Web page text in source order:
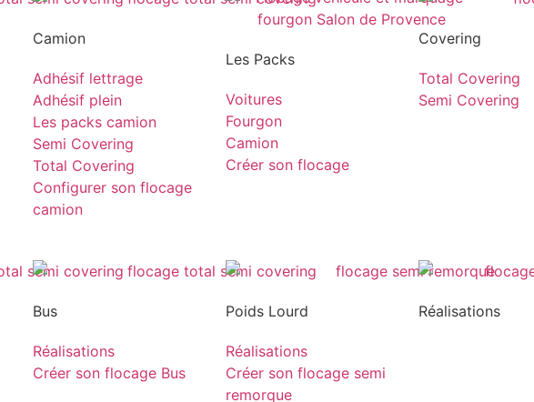
Camion
Adhésif lettrage
Adhésif plein
Les packs camion
Semi Covering
Total Covering
Configurer son flocage
camion
Les Packs
Voitures
Fourgon
Camion
Créer son flocage
Covering
Total Covering
Semi Covering
Bus
Réalisations
Créer son flocage Bus
Poids Lourd
Réalisations
Créer son flocage semi
remorque
Réalisations